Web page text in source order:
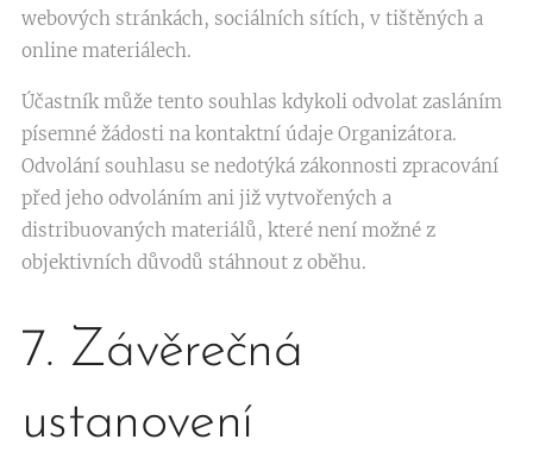
webových stránkách, sociálních sítích, v tištěných a
online materiálech.
Účastník může tento souhlas kdykoli odvolat zasláním
písemné žádosti na kontaktní údaje Organizátora.
Odvolání souhlasu se nedotýká zákonnosti zpracování
před jeho odvoláním ani již vytvořených a
distribuovaných materiálů, které není možné z
objektivních důvodů stáhnout z oběhu.
7. Závěrečná
ustanovení